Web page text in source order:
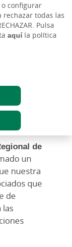
o configurar
rechazar todas las
Pulsa
aquíla política
de
un
nuestra
que
de
las